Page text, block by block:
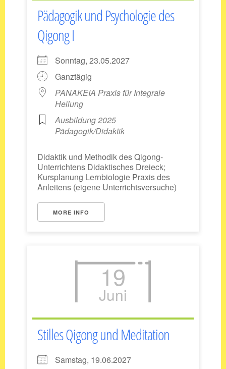
Pädagogik und Psychologie des
Qigong I
Sonntag, 23.05.2027
Ganztägig
PANAKEIA Praxis für Integrale
Heilung
Ausbildung 2025
Pädagogik/Didaktik
Didaktik und Methodik des Qigong-
Unterrichtens Didaktisches Dreieck;
Kursplanung Lernbiologie Praxis des
Anleitens (eigene Unterrichtsversuche)
MORE INFO
19
Juni
Stilles Qigong und Meditation
Samstag, 19.06.2027